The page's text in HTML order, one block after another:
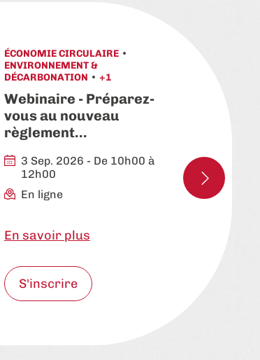
ÉCONOMIE CIRCULAIRE
ENVIRONNEMENT &
DÉCARBONATION
+1
Webinaire - Préparez-
vous au nouveau
règlement…
3 Sep. 2026 - De 10h00 à
12h00
En ligne
En savoir plus
S'inscrire
Hors